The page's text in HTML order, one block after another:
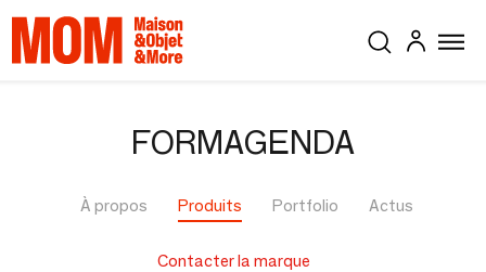
FORMAGENDA
À propos Produits Portfolio Actus
Contacter la marque